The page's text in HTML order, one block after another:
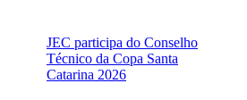
JEC participa do Conselho
Técnico da Copa Santa
Catarina 2026